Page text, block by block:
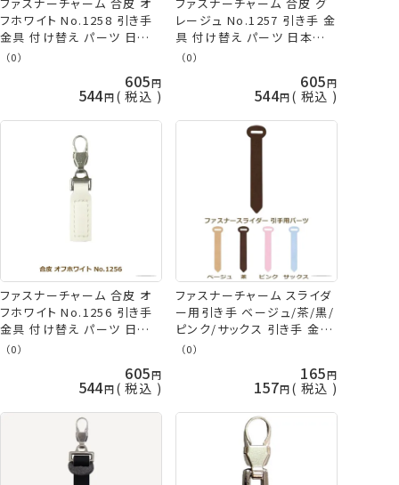
フホワイト No.1258 引き手
金具 付け替え パーツ 日本
製 ネコポス可 ミササ 手芸の
（0）
605
544 税込
レージュ No.1257 引き手 金
具 付け替え パーツ 日本製
ネコポス可 ミササ 手芸の山
（0）
605
544 税込
ファスナーチャーム 合皮 オ
フホワイト No.1256 引き手
金具 付け替え パーツ 日本
製 ネコポス可 ミササ 手芸の
（0）
605
544 税込
ファスナーチャーム スライダ
ー用引き手 ベージュ/茶/黒/
ピンク/サックス 引き手 金具
付け替え パーツ 日本製 ネコ
（0）
165
157 税込